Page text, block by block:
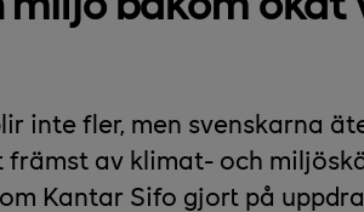
inte fler, men svenskarna
främst av klimat- och
Kantar Sifo gjort på